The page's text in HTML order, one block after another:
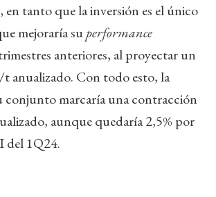
tanto que la inversión es el único
mejoraría superformance
anteriores, al proyectar un
t anualizado. Con todo esto, la
conjunto marcaría una contracción
aunque quedaría 2,5% por
del 1Q24.